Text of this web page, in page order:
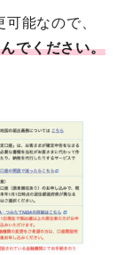
能なので、
でください。